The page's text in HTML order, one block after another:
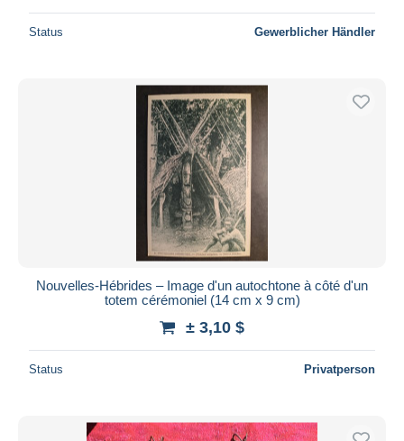
Status Gewerblicher Händler
Nouvelles-Hébrides – Image d'un autochtone à côté d'un
totem cérémoniel (14 cm x 9 cm)
± 3,10 $
Status Privatperson